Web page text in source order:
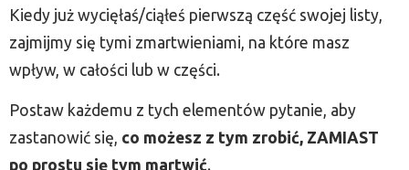
Kiedy już wycięłaś/ciąłeś pierwszą część swojej listy,
zajmijmy się tymi zmartwieniami, na które masz
wpływ, w całości lub w części.
Postaw każdemu z tych elementów pytanie, aby
zastanowić się, co możesz z tym zrobić, ZAMIAST
po prostu się tym martwić.